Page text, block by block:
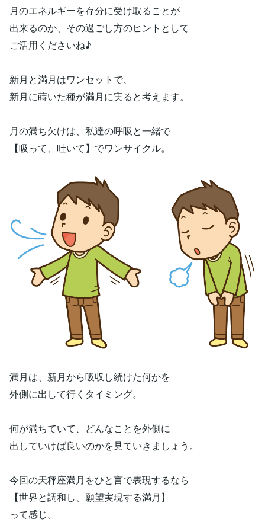
月のエネルギーを存分に受け取ることが
出来るのか、その過ごし方のヒントとして
ご活用くださいね♪
新月と満月はワンセットで、
新月に蒔いた種が満月に実ると考えます。
月の満ち欠けは、私達の呼吸と一緒で
【吸って、吐いて】でワンサイクル。
満月は、新月から吸収し続けた何かを
外側に出して行くタイミング。
何が満ちていて、どんなことを外側に
出していけば良いのかを見ていきましょう。
今回の天秤座満月をひと言で表現するなら
【世界と調和し、願望実現する満月】
って感じ。